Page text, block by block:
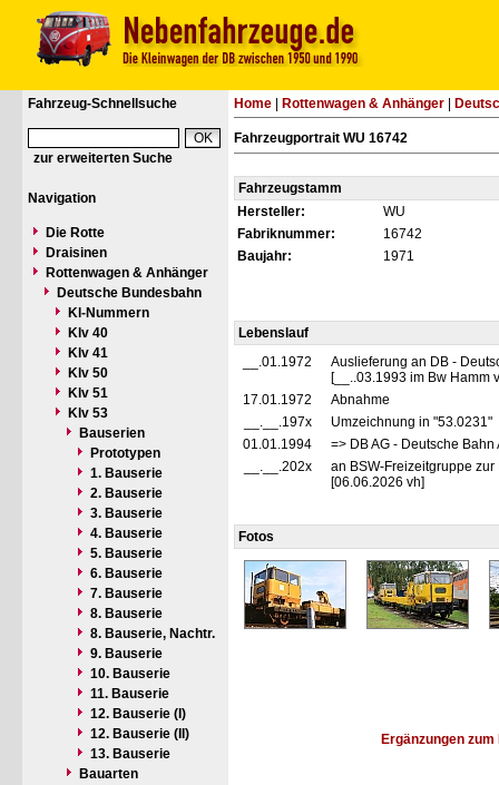
Fahrzeug-Schnellsuche
zur erweiterten Suche
Navigation
Die Rotte
Draisinen
Rottenwagen & Anhänger
Deutsche Bundesbahn
Kl-Nummern
Klv 40
Klv 41
Klv 50
Klv 51
Klv 53
Bauserien
Prototypen
1. Bauserie
2. Bauserie
3. Bauserie
4. Bauserie
5. Bauserie
6. Bauserie
7. Bauserie
8. Bauserie
8. Bauserie, Nachtr.
9. Bauserie
10. Bauserie
11. Bauserie
12. Bauserie (I)
12. Bauserie (II)
13. Bauserie
Bauarten
Home Rottenwagen & Anhänger
Fahrzeugportrait WU 16742
Fahrzeugstamm
Hersteller:
WU
Fabriknummer:
16742
Baujahr:
1971
Lebenslauf
__.01.1972
Auslieferung an DB -
[__..03.1993 im Bw Hamm
17.01.1972
Abnahme
__.__.197x
Umzeichnung in "53.0231"
01.01.1994
=> DB AG - Deutsche
__.__.202x
an BSW-Freizeitgruppe
[06.06.2026 vh]
Fotos
Ergänzungen